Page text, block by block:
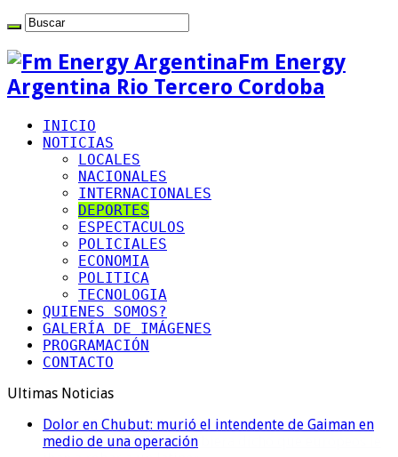
Fm Energy
Argentina Rio Tercero Cordoba
INICIO
NOTICIAS
LOCALES
NACIONALES
INTERNACIONALES
DEPORTES
ESPECTACULOS
POLICIALES
ECONOMIA
POLITICA
TECNOLOGIA
QUIENES SOMOS?
GALERÍA DE IMÁGENES
PROGRAMACIÓN
CONTACTO
Ultimas Noticias
Dolor en Chubut: murió el intendente de Gaiman en
medio de una operación